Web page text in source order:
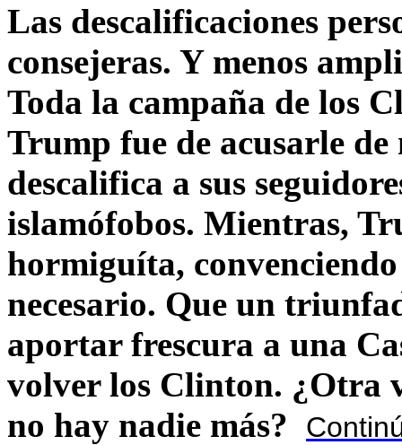
Las descalificaciones
consejeras. Y menos
Toda la campaña de los
Trump fue de acusarle
descalifica a sus
islamófobos. Mientras,
hormiguíta,
necesario. Que un
aportar frescura a una
volver los Clinton. ¿Otra
no hay nadie más?